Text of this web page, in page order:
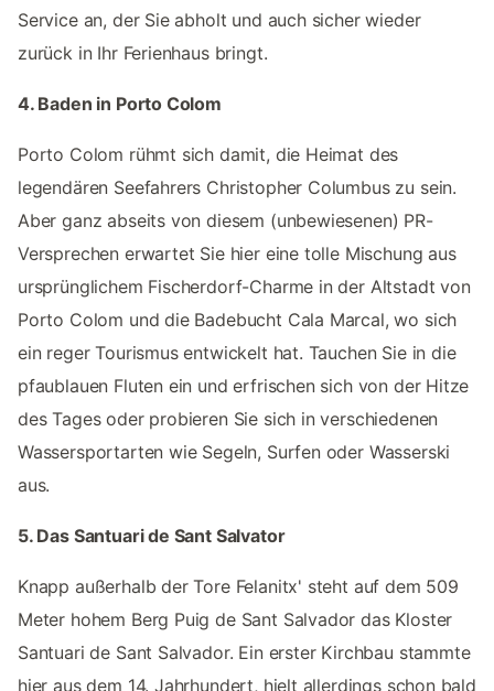
Service an, der Sie abholt und auch sicher wieder
zurück in Ihr Ferienhaus bringt.
4. Baden in Porto Colom
Porto Colom rühmt sich damit, die Heimat des
legendären Seefahrers Christopher Columbus zu sein.
Aber ganz abseits von diesem (unbewiesenen) PR-
Versprechen erwartet Sie hier eine tolle Mischung aus
ursprünglichem Fischerdorf-Charme in der Altstadt von
Porto Colom und die Badebucht Cala Marcal, wo sich
ein reger Tourismus entwickelt hat. Tauchen Sie in die
pfaublauen Fluten ein und erfrischen sich von der Hitze
des Tages oder probieren Sie sich in verschiedenen
Wassersportarten wie Segeln, Surfen oder Wasserski
aus.
5. Das Santuari de Sant Salvator
Knapp außerhalb der Tore Felanitx' steht auf dem 509
Meter hohem Berg Puig de Sant Salvador das Kloster
Santuari de Sant Salvador. Ein erster Kirchbau stammte
hier aus dem 14. Jahrhundert, hielt allerdings schon bald